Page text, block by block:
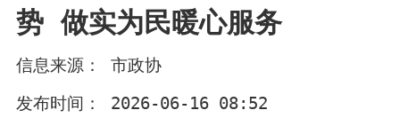
势 做实为民暖心服务
信息来源： 市政协
发布时间： 2026-06-16 08:52